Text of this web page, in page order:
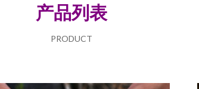
产品列表
PRODUCT